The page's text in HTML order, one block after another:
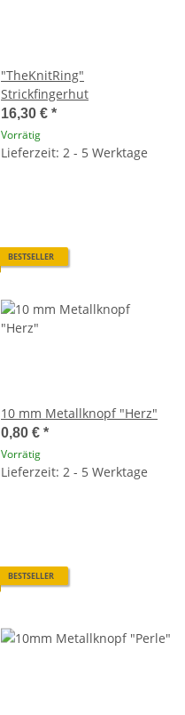
"TheKnitRing"
Strickfingerhut
16,30 € *
Vorrätig
Lieferzeit: 2 - 5 Werktage
BESTSELLER
10 mm Metallknopf "Herz"
0,80 € *
Vorrätig
Lieferzeit: 2 - 5 Werktage
BESTSELLER